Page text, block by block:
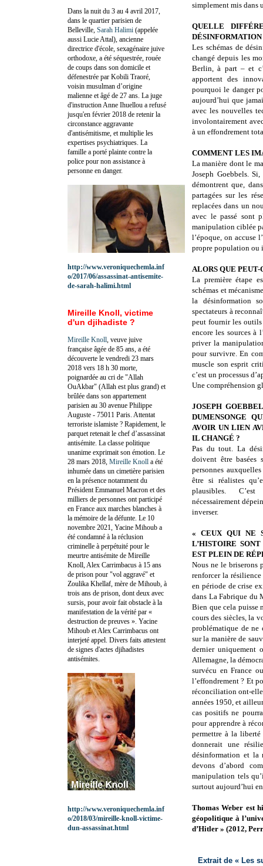
simplement mis dans
QUELLE
DÉSINFORMATION
Les schémas de
changé depuis les
Berlin, à part – et
apportent des
pourquoi le danger
aujourd’hui que
avec les nouvelles
involontairement
à un effondrement
COMMENT LES
La manière dont le
Joseph Goebbels.
démontrent que,
partagées sur les
replacées dans un
avec le passé sont
manipulation ciblée
l’époque, on accuse
propre population ou
ALORS QUE PEUT-
La première étape
schémas et
la désinformation
spectateurs à
peut fournir les outils
encore les sources à
priver la
pour survivre. En
muscle son esprit
c’est un processus
Une compréhension
JOSEPH
DUMENSONGE
AVOIR UN LIEN
IL CHANGÉ ?
Pas du tout. La
doivent être basées
personnes
être si réalistes
plausibles.
nécessairement
inverser.
« CEUX QUI NE
L’HISTOIRE
EST PLEIN DE
Nous ne le briserons
renforcer la
en période de crise
dans La Fabrique du
Bien que cela puisse
cours des siècles, la
problématique de ne
sur la manière de
dernier uniquement
Allemagne, la
survécu en France
l’effondrement ? Et
réconciliation ont-
années 1950, et
cas positifs ne
pour apprendre à
permettre à la liberté
donnerait une
désinformation et la
devons d’abord
manipulation tels
surtout aujourd’hui
Thomas Weber est
géopolitique à
d’Hitler » (2012,
Extrait de « Les
Dans la nuit du 3 au 4 avril 2017,
dans le quartier parisien de
Belleville, Sarah Halimi (appelée
aussi Lucie Attal), ancienne
directrice d'école, sexagénaire juive
orthodoxe, a été séquestrée, rouée
de coups dans son domicile et
défenestrée par Kobili Traoré,
voisin musulman d’origine
malienne et âgé de 27 ans. La juge
d'instruction Anne Ihuellou a refusé
jusqu'en février 2018 de retenir la
circonstance aggravante
d'antisémitisme, et multiplie les
expertises psychiatriques. La
famille a porté plainte contre la
police pour non assistance à
personne en danger.
http://www.veroniquechemla.inf
o/2017/06/assassinat-antisemite-
de-sarah-halimi.html
Mireille Knoll, victime
d'un djihadiste ?
Mireille Knoll , veuve juive
française âgée de 85 ans, a été
découverte le vendredi 23 mars
2018 vers 18 h 30 morte,
poignardée au cri de "Allah
OuAkbar" (Allah est plus grand) et
brûlée dans son appartement
parisien au 30 avenue Philippe
Auguste - 75011 Paris. Attentat
terroriste islamiste ? Rapidement, le
parquet retenait le chef d’assassinat
antisémite. La classe politique
unanime exprimait son émotion. Le
28 mars 2018, Mireille Knoll a été
inhumée dans un cimetière parisien
en la présence notamment du
Président Emmanuel Macron et des
milliers de personnes ont participé
en France aux marches blanches à
la mémoire de la défunte. Le 10
novembre 2021, Yacine Mihoub a
été condamné à la réclusion
criminelle à perpétuité pour le
meurtre antisémite de Mireille
Knoll, Alex Carrimbacus à 15 ans
de prison pour "vol aggravé" et
Zoulika Khellaf, mère de Mihoub, à
trois ans de prison, dont deux avec
sursis, pour avoir fait obstacle à la
manifestation de la vérité par «
destruction de preuves ». Yacine
Mihoub et Alex Carrimbacus ont
interjeté appel. Divers faits attestent
de signes d'actes djihadistes
antisémites.
http://www.veroniquechemla.inf
o/2018/03/mireille-knoll-victime-
dun-assassinat.html